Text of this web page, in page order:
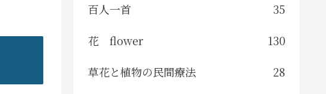
百人一首
35
花 flower
130
草花と植物の民間療法
28